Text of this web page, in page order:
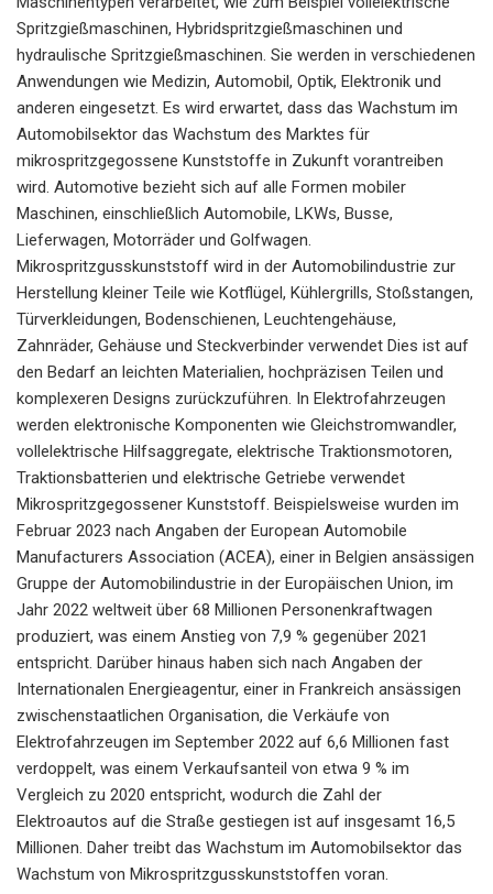
Spritzgießmaschinen, Hybridspritzgießmaschinen und
hydraulische Spritzgießmaschinen. Sie werden in verschiedenen
Anwendungen wie Medizin, Automobil, Optik, Elektronik und
anderen eingesetzt. Es wird erwartet, dass das Wachstum im
Automobilsektor das Wachstum des Marktes für
mikrospritzgegossene Kunststoffe in Zukunft vorantreiben
wird. Automotive bezieht sich auf alle Formen mobiler
Maschinen, einschließlich Automobile, LKWs, Busse,
Lieferwagen, Motorräder und Golfwagen.
Mikrospritzgusskunststoff wird in der Automobilindustrie zur
Herstellung kleiner Teile wie Kotflügel, Kühlergrills, Stoßstangen,
Türverkleidungen, Bodenschienen, Leuchtengehäuse,
Zahnräder, Gehäuse und Steckverbinder verwendet Dies ist auf
den Bedarf an leichten Materialien, hochpräzisen Teilen und
komplexeren Designs zurückzuführen. In Elektrofahrzeugen
werden elektronische Komponenten wie Gleichstromwandler,
vollelektrische Hilfsaggregate, elektrische Traktionsmotoren,
Traktionsbatterien und elektrische Getriebe verwendet
Mikrospritzgegossener Kunststoff. Beispielsweise wurden im
Februar 2023 nach Angaben der European Automobile
Manufacturers Association (ACEA), einer in Belgien ansässigen
Gruppe der Automobilindustrie in der Europäischen Union, im
Jahr 2022 weltweit über 68 Millionen Personenkraftwagen
produziert, was einem Anstieg von 7,9 % gegenüber 2021
entspricht. Darüber hinaus haben sich nach Angaben der
Internationalen Energieagentur, einer in Frankreich ansässigen
zwischenstaatlichen Organisation, die Verkäufe von
Elektrofahrzeugen im September 2022 auf 6,6 Millionen fast
verdoppelt, was einem Verkaufsanteil von etwa 9 % im
Vergleich zu 2020 entspricht, wodurch die Zahl der
Elektroautos auf die Straße gestiegen ist auf insgesamt 16,5
Millionen. Daher treibt das Wachstum im Automobilsektor das
Wachstum von Mikrospritzgusskunststoffen voran.